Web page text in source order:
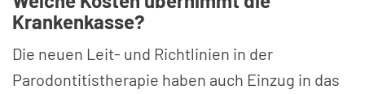
Krankenkasse?
Die neuen Leit- und Richtlinien in der
Parodontitistherapie haben auch Einzug in das